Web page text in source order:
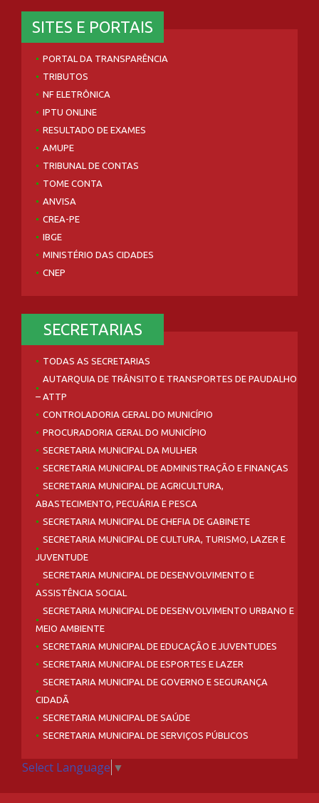
SITES E PORTAIS
PORTAL DA TRANSPARÊNCIA
TRIBUTOS
NF ELETRÔNICA
IPTU ONLINE
RESULTADO DE EXAMES
AMUPE
TRIBUNAL DE CONTAS
TOME CONTA
ANVISA
CREA-PE
IBGE
MINISTÉRIO DAS CIDADES
CNEP
SECRETARIAS
TODAS AS SECRETARIAS
AUTARQUIA DE TRÂNSITO E TRANSPORTES DE PAUDALHO
– ATTP
CONTROLADORIA GERAL DO MUNICÍPIO
PROCURADORIA GERAL DO MUNICÍPIO
SECRETARIA MUNICIPAL DA MULHER
SECRETARIA MUNICIPAL DE ADMINISTRAÇÃO E FINANÇAS
SECRETARIA MUNICIPAL DE AGRICULTURA,
ABASTECIMENTO, PECUÁRIA E PESCA
SECRETARIA MUNICIPAL DE CHEFIA DE GABINETE
SECRETARIA MUNICIPAL DE CULTURA, TURISMO, LAZER E
JUVENTUDE
SECRETARIA MUNICIPAL DE DESENVOLVIMENTO E
ASSISTÊNCIA SOCIAL
SECRETARIA MUNICIPAL DE DESENVOLVIMENTO URBANO E
MEIO AMBIENTE
SECRETARIA MUNICIPAL DE EDUCAÇÃO E JUVENTUDES
SECRETARIA MUNICIPAL DE ESPORTES E LAZER
SECRETARIA MUNICIPAL DE GOVERNO E SEGURANÇA
CIDADÃ
SECRETARIA MUNICIPAL DE SAÚDE
SECRETARIA MUNICIPAL DE SERVIÇOS PÚBLICOS
Select Language ▼